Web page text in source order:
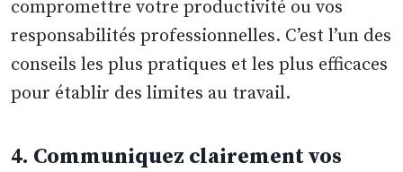
compromettre votre productivité ou vos
responsabilités professionnelles. C’est l’un des
conseils les plus pratiques et les plus efficaces
pour établir des limites au travail.
4. Communiquez clairement vos